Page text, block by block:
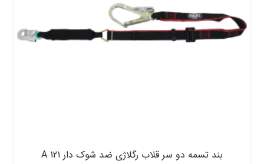
بند تسمه دو سر قلاب رگلاژی ضد شوک دار A 121